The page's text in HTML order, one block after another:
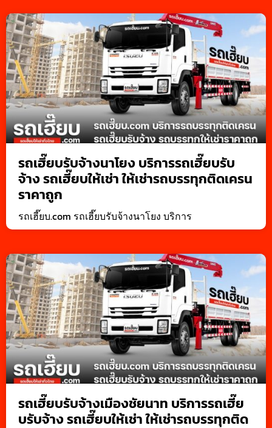
รถเฮี๊ยบรับจ้างนาโยง บริการรถเฮี๊ยบรับ
จ้าง รถเฮี๊ยบให้เช่า ให้เช่ารถบรรทุกติดเครน
ราคาถูก
รถเฮี๊ยบ.com รถเฮี๊ยบรับจ้างนาโยง บริการ
รถเฮี๊ยบรับจ้างเมืองชัยนาท บริการรถเฮี๊ย
บรับจ้าง รถเฮี๊ยบให้เช่า ให้เช่ารถบรรทุกติด